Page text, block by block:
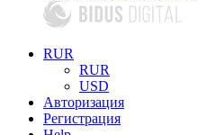
RUR
RUR
USD
Авторизация
Регистрация